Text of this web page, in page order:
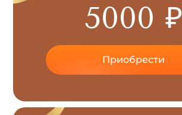
5000 ₽
Приобрести